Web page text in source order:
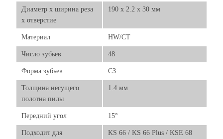
Диаметр х ширина реза
х отверстие
190 x 2.2 x 30 мм
Материал HW/CT
Число зубьев 48
Форма зубьев СЗ
Толщина несущего
полотна пилы
1.4 мм
Передний угол 15°
Подходит для
KS 66 / KS 66 Plus / KSE 68